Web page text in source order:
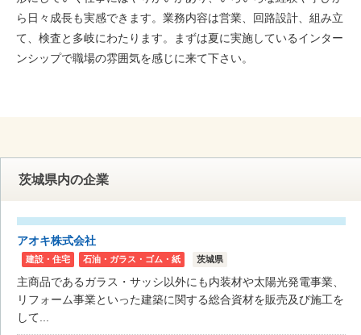
ら日々成長も実感できます。業務内容は営業、回路設計、組み立
て、検査と多岐にわたります。まずは夏に実施しているインター
ンシップで職場の雰囲気を感じに来て下さい。
茨城県内の企業
アオキ株式会社
建設・住宅 石油・ガラス・ゴム・紙 茨城県
主商品であるガラス・サッシ以外にも内装材や太陽光発電事業、
リフォーム事業といった建築に関する総合資材を販売及び施工を
して...